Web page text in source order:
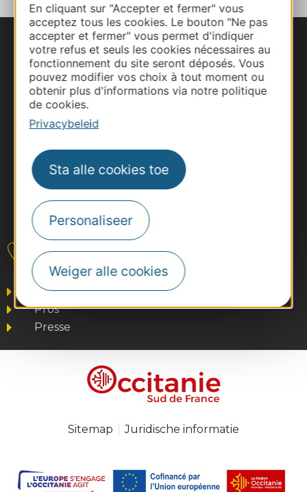
En cliquant sur "Accepter et fermer" vous
acceptez tous les cookies. Le bouton "Ne pas
accepter et fermer" vous permet d'indiquer
votre refus et seuls les cookies nécessaires au
fonctionnement du site seront déposés. Vous
pouvez modifier vos choix à tout moment ou
obtenir plus d'informations via notre politique
de cookies.
Privacybeleid
Sta alle cookies toe
Personaliseer
Weiger alle cookies
#VoyageOccitanie
Contact
Business/Mice
Pros
Presse
Sitemap Juridische informatie